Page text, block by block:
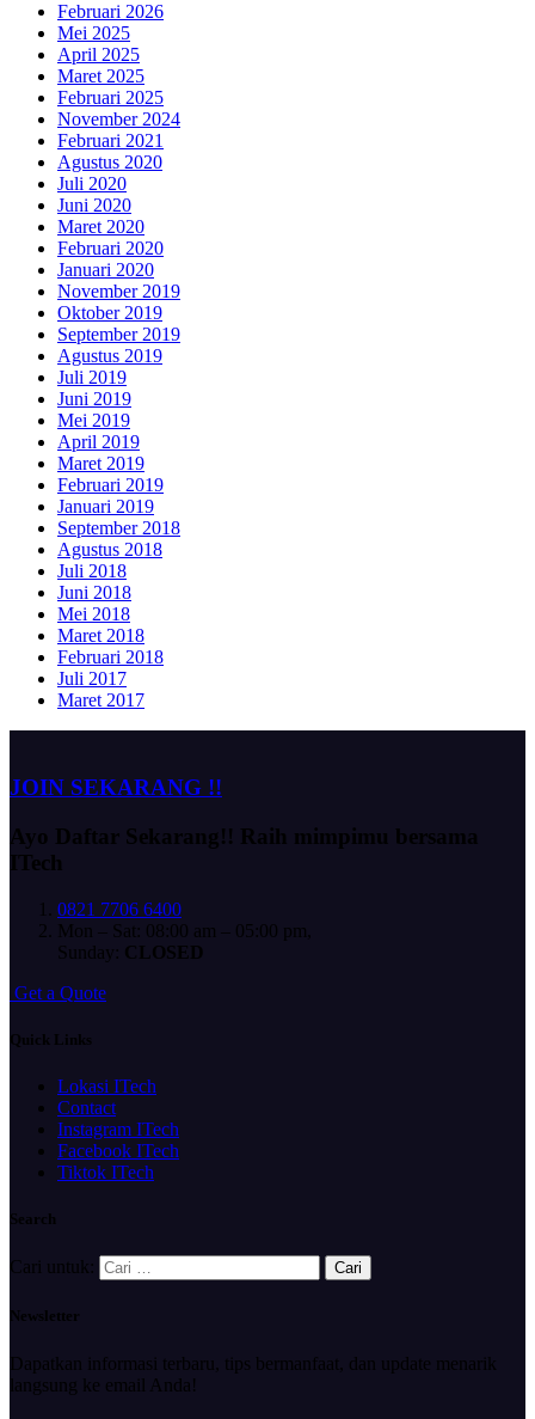
Februari 2026
Mei 2025
April 2025
Maret 2025
Februari 2025
November 2024
Februari 2021
Agustus 2020
Juli 2020
Juni 2020
Maret 2020
Februari 2020
Januari 2020
November 2019
Oktober 2019
September 2019
Agustus 2019
Juli 2019
Juni 2019
Mei 2019
April 2019
Maret 2019
Februari 2019
Januari 2019
September 2018
Agustus 2018
Juli 2018
Juni 2018
Mei 2018
Maret 2018
Februari 2018
Juli 2017
Maret 2017
JOIN SEKARANG !!
Ayo Daftar Sekarang!! Raih mimpimu bersama
ITech
0821 7706 6400
Mon – Sat: 08:00 am – 05:00 pm,
Sunday: CLOSED
Get a Quote
Quick Links
Lokasi ITech
Contact
Instagram ITech
Facebook ITech
Tiktok ITech
Search
Cari untuk:
Newsletter
Dapatkan informasi terbaru, tips bermanfaat, dan update menarik
langsung ke email Anda!